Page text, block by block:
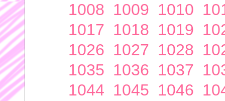
1008 1009 1010
1017 1018 1019
1026 1027 1028
1035 1036 1037
1044 1045 1046